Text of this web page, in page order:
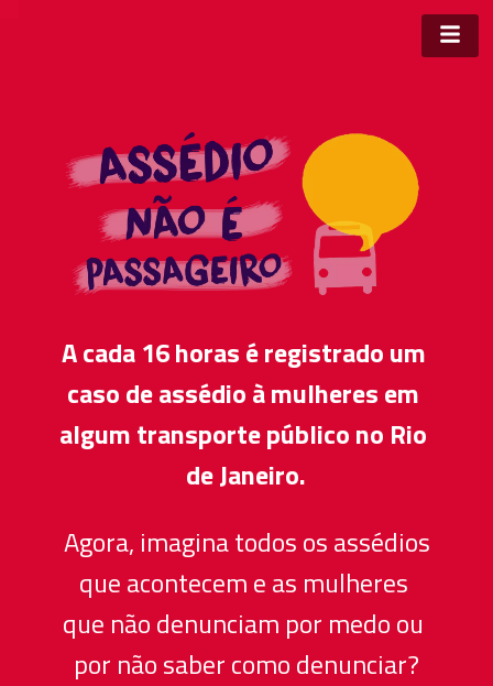
A cada 16 horas é registrado um
caso de assédio à mulheres em
algum transporte público no Rio
de Janeiro.
Agora, imagina todos os assédios
que acontecem e as mulheres
que não denunciam por medo ou
por não saber como denunciar?